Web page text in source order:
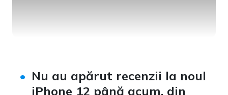
Nu au apărut recenzii la noul
iPhone 12 până acum, din